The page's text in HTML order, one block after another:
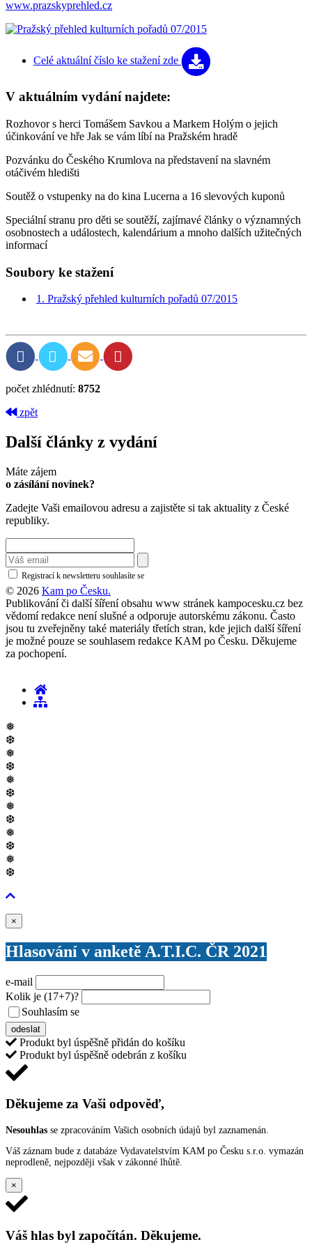
www.prazskyprehled.cz
Celé aktuální číslo ke stažení zde
V aktuálním vydání najdete:
Rozhovor s herci Tomášem Savkou a Markem Holým o jejich
účinkování ve hře Jak se vám líbí na Pražském hradě
Pozvánku do Českého Krumlova na představení na slavném
otáčivém hledišti
Soutěž o vstupenky na do kina Lucerna a 16 slevových kuponů
Speciální stranu pro děti se soutěží, zajímavé články o významných
osobnostech a událostech, kalendárium a mnoho dalších užitečných
informací
Soubory ke stažení
1. Pražský přehled kulturních pořadů 07/2015
počet zhlédnutí: 8752
zpět
Další články z vydání
Máte zájem
o zásílání novinek?
Zadejte Vaši emailovou adresu a zajistěte si tak aktuality z České
republiky.
Registrací k newsletteru souhlasíte se
© 2026 Kam po Česku.
Publikování či další šíření obsahu www stránek kampocesku.cz bez
vědomí redakce není slušné a odporuje autorskému zákonu. Často
jsou tu zveřejněny také materiály třetích stran, kde jejich další šíření
je možné pouze se souhlasem redakce KAM po Česku. Děkujeme
za pochopení.
❅
❆
❅
❆
❅
❆
❅
❆
❅
❆
❅
❆
×
Hlasování v anketě A.T.I.C. ČR 2021
e-mail
Kolik je (17+7)?
Souhlasím se
odeslat
Produkt byl úspěšně přidán do košíku
Produkt byl úspěšně odebrán z košíku
Děkujeme za Vaši odpověď,
Nesouhlas se zpracováním Vašich osobních údajů byl zaznamenán.
Váš záznam bude z databáze Vydavatelstvím KAM po Česku s.r.o. vymazán
neprodleně, nejpozději však v zákonné lhůtě.
×
Váš hlas byl započítán. Děkujeme.